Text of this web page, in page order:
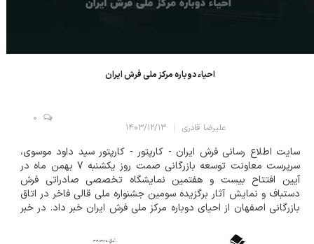
احیاء دوباره مرکز ملی فرش ایران
علیرضا قادری ۱۴۰۳/۱۲/۱۳
0
سایت اطلاع رسانی فرش ایران - کارپتور - کارپتور سید داود موسوی،
سرپرست معاونت توسعه بازرگانی صمت روز یکشنبه 7 بهمن ماه در
آیین افتتاح بیست و هفتمین نمایشگاه تخصصی صادراتی فرش
دستباف و نمایش آثار برگزیده سومین جشنواره ملی قالی فاخر در اتاق
بازرگانی اصفهان از احیای دوباره مرکز ملی فرش ایران خبر داد. در خبر
در ساختار و سیاست ...